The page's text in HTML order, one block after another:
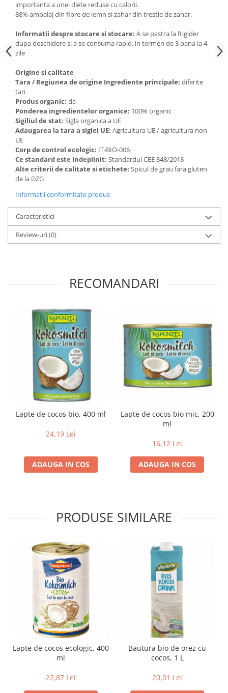
Paste si fidea
Paste bio din grau
Paste bio din spelta
Paste bio integrale
Paste bio pentru copii
Paste fainoase bio
Pateu, sosuri si conserve
Conserve de peste bio
Crenvursti si pateu din carne bio
Pateu bio si creme vegetale
Sosuri bio
Produse din tomate
Ketchup bio
Sosuri bio din tomate
Sucuri si bauturi bio
Lapte bio si bauturi vegetale
Superalimente bio
Uleiuri, grasimi si otet
Grasimi bio
Ulei bio
Ulei de masline bio
Uleiuri esentiale alimentare bio
importanta a unei diete reduse cu calorii.
88% ambalaj din fibre de lemn si zahar din trestie de zahar.
Informatii despre stocare si stocare: A se pastra la frigider
dupa deschidere si a se consuma rapid, in termen de 3 pana la 4
zile
Origine si calitate
Tara / Regiunea de origine Ingrediente principale: diferite
tari
Produs organic: da
Ponderea ingredientelor organice: 100% organic
Sigiliul de stat: Sigla organica a UE
Adaugarea la tara a siglei UE: Agricultura UE / agricultura non-
UE
Corp de control ecologic: IT-BIO-006
Ce standard este indeplinit: Standardul CEE 848/2018
Alte criterii de calitate si etichete: Spicul de grau fara gluten
de la DZG
Informatii conformitate produs
Caracteristici
Review-uri(0)
RECOMANDARI
Lapte de cocos bio, 400 ml
24,19 Lei
ADAUGA IN COS
Lapte de cocos bio mic, 200
ml
16,12 Lei
ADAUGA IN COS
PRODUSE SIMILARE
Lapte de cocos ecologic, 400
ml
22,87 Lei
Bautura bio de orez cu
cocos, 1 L
20,01 Lei